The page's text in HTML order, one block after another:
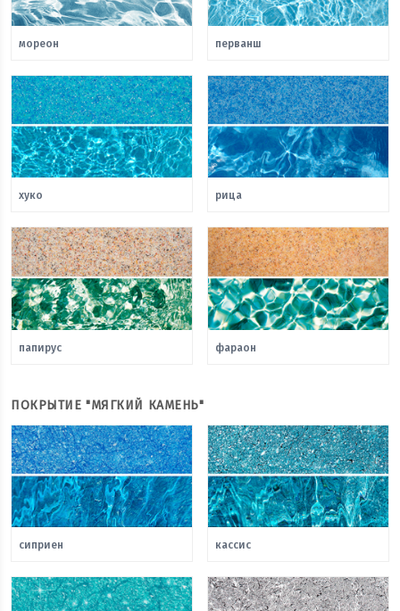
мореон перванш
хуко рица
папирус фараон
ПОКРЫТИЕ "МЯГКИЙ КАМЕНЬ"
сиприен кассис